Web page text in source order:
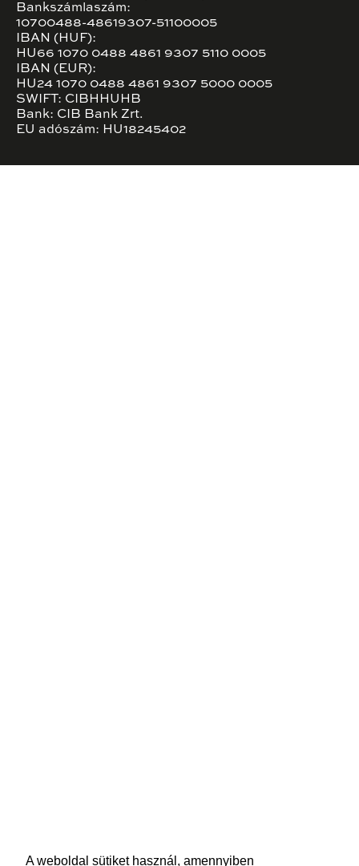
A weboldal sütiket használ, amennyiben
Bankszámlaszám:
10700488-48619307-51100005
IBAN (HUF):
HU66 1070 0488 4861 9307 5110 0005
IBAN (EUR):
HU24 1070 0488 4861 9307 5000 0005
SWIFT: CIBHHUHB
Bank: CIB Bank Zrt.
EU adószám: HU18245402